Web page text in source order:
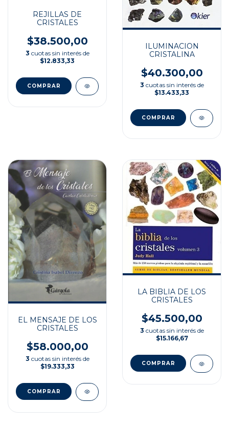
REJILLAS DE
CRISTALES
$38.500,00
3 cuotas sin interés de
$12.833,33
ILUMINACION
CRISTALINA
$40.300,00
3 cuotas sin interés de
$13.433,33
EL MENSAJE DE LOS
CRISTALES
$58.000,00
3 cuotas sin interés de
$19.333,33
LA BIBLIA DE LOS
CRISTALES
$45.500,00
3 cuotas sin interés de
$15.166,67